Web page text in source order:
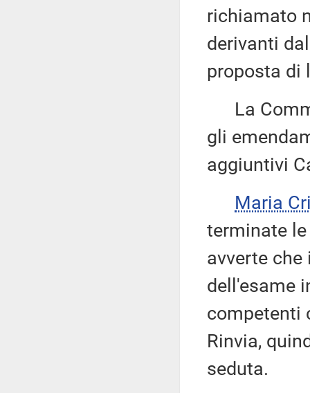
richiamato
derivanti
proposta di
La
gli
aggiuntivi
Maria
terminate
avverte
dell'esame
competenti
Rinvia,
seduta.